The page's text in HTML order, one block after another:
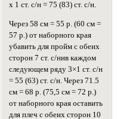
х 1 ст. с/н = 75 (83) ст. с/н.
Через 58 см = 55 р. (60 см =
57 р.) от наборного края
убавить для пройм с обеих
сторон 7 ст. с/нив каждом
следующем ряду 3×1 ст. с/н
= 55 (63) ст. с/н. Через 71.5
см = 68 р. (75,5 см = 72 р.)
от наборного края оставить
для плеч с обеих сторон 10